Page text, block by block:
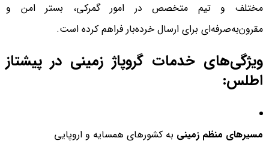
مختلف و تیم متخصص در امور گمرکی، بستر امن و
مقرون‌به‌صرفه‌ای برای ارسال خرده‌بار فراهم کرده است.
ویژگی‌های خدمات گروپاژ زمینی در پیشتاز
اطلس:
مسیرهای منظم زمینی به کشورهای همسایه و اروپایی